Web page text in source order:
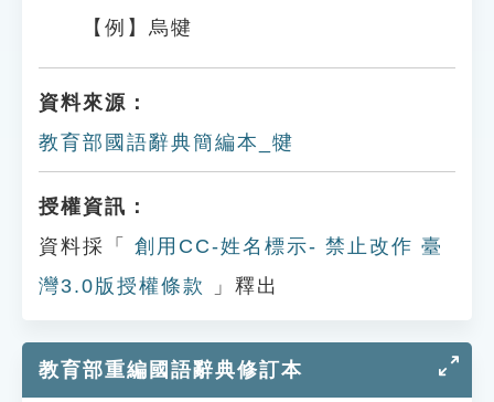
【例】烏犍
資料來源：
教育部國語辭典簡編本_犍
授權資訊：
資料採「
創用CC-姓名標示- 禁止改作 臺
灣3.0版授權條款
」釋出
教育部重編國語辭典修訂本